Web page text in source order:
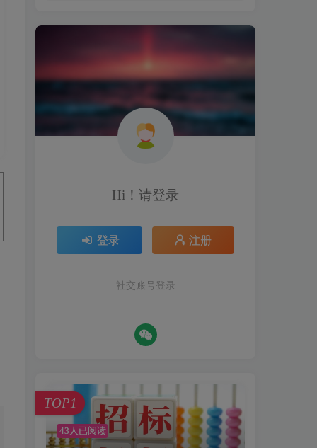
Hi！请登录
登录 注册
社交账号登录
43人已阅读
TOP1